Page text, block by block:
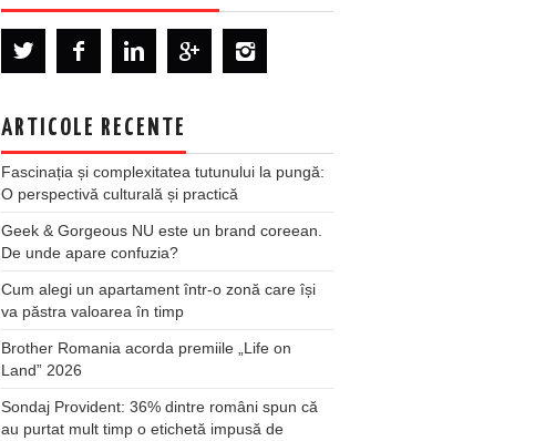
ARTICOLE RECENTE
Fascinația și complexitatea tutunului la pungă:
O perspectivă culturală și practică
Geek & Gorgeous NU este un brand coreean.
De unde apare confuzia?
Cum alegi un apartament într-o zonă care își
va păstra valoarea în timp
Brother Romania acorda premiile „Life on
Land” 2026
Sondaj Provident: 36% dintre români spun că
au purtat mult timp o etichetă impusă de